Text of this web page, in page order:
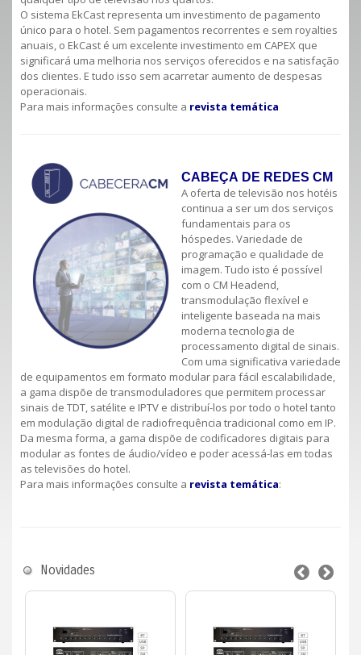
O sistema EkCast representa um investimento de pagamento
único para o hotel. Sem pagamentos recorrentes e sem royalties
anuais, o EkCast é um excelente investimento em CAPEX que
significará uma melhoria nos serviços oferecidos e na satisfação
dos clientes. E tudo isso sem acarretar aumento de despesas
operacionais.
Para mais informações consulte a revista temática
CABEÇA DE REDES CM
A oferta de televisão nos hotéis
continua a ser um dos serviços
fundamentais para os
hóspedes. Variedade de
programação e qualidade de
imagem. Tudo isto é possível
com o CM Headend,
transmodulação flexível e
inteligente baseada na mais
moderna tecnologia de
processamento digital de sinais.
Com uma significativa variedade
de equipamentos em formato modular para fácil escalabilidade,
a gama dispõe de transmoduladores que permitem processar
sinais de TDT, satélite e IPTV e distribuí-los por todo o hotel tanto
em modulação digital de radiofrequência tradicional como em IP.
Da mesma forma, a gama dispõe de codificadores digitais para
modular as fontes de áudio/vídeo e poder acessá-las em todas
as televisões do hotel.
Para mais informações consulte a revista temática:
Novidades